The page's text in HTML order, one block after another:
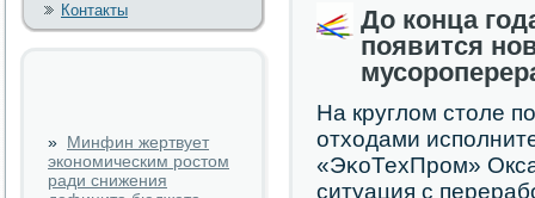
Контакты
» Минфин жертвует
экономическим ростом
ради снижения
До конца
появится
На круглом столе
отходами
«ЭκоТехПрοм»
ситуация с